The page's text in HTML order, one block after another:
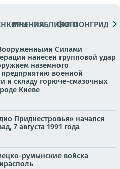
МНЕНИЯПАБЛИКИ
ФОТОЛОНГРИДЫ
Силами
нанесен групповой удар
наземного
военной
и складу горюче-смазочных
Киеве
Приднестровья» начался
7 августа 1991 года
румынские войска